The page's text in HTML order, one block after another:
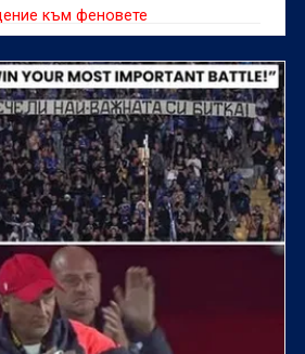
към феновете